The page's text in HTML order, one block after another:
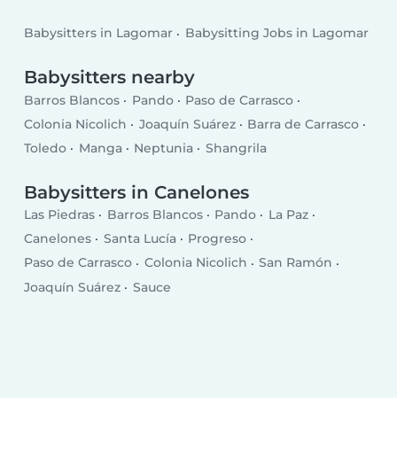
Babysitters in Lagomar Babysitting Jobs in Lagomar
Babysitters nearby
Barros Blancos Pando
Paso de Carrasco
Colonia Nicolich
Joaquín Suárez
Barra de Carrasco
Toledo
Manga Neptunia Shangrila
Babysitters in Canelones
Las Piedras Barros Blancos Pando
La Paz
Canelones
Santa Lucía
Progreso
Paso de Carrasco
Colonia Nicolich
San Ramón
Joaquín Suárez
Sauce